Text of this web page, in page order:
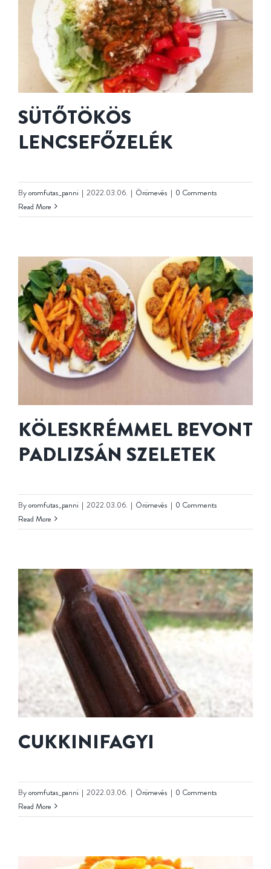
KAPCSOLAT
SÜTŐTÖKÖS
LENCSEFŐZELÉK
Byoromfutas_panni | 2022.03.06. | Örömevés | 0 Comments
Read More
KÖLESKRÉMMEL BEVONT
PADLIZSÁN SZELETEK
Byoromfutas_panni | 2022.03.06. | Örömevés | 0 Comments
Read More
CUKKINIFAGYI
Byoromfutas_panni | 2022.03.06. | Örömevés | 0 Comments
Read More